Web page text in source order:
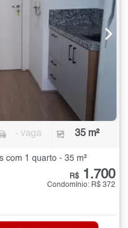
- vaga 35 m²
com 1 quarto - 35 m²
R$ 1.700
Condomínio: R$ 372